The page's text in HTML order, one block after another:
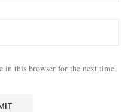
in this browser for the next time